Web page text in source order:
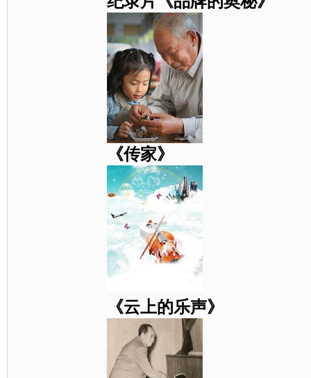
《传家》
《云上的乐声》